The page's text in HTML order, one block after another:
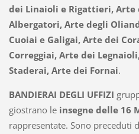
dei Linaioli e Rigattieri,
Albergatori, Arte degli
Cuoiai e Galigai, Arte dei
Correggiai, Arte dei
Staderai, Arte dei Fornai.
BANDIERAI DEGLI UFFIZI
giostrano le insegne delle 16
rappresentate. Sono preceduti